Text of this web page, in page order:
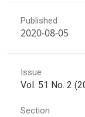
Published
2020-08-05
Issue
Vol. 51 No. 2
Section